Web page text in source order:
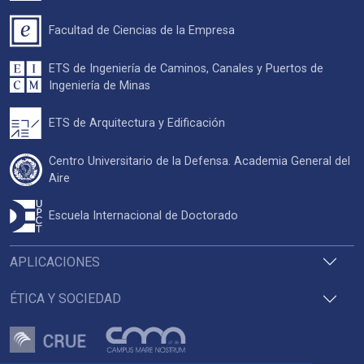
APLICACIONES
ÉTICA Y SOCIEDAD
Facultad de Ciencias de la Empresa
ETS de Ingeniería de Caminos, Canales y Puertos de
Ingeniería de Minas
ETS de Arquitectura y Edificación
Centro Universitario de la Defensa. Academia General del
Aire
Escuela Internacional de Doctorado